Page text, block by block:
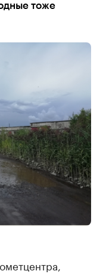
тоже